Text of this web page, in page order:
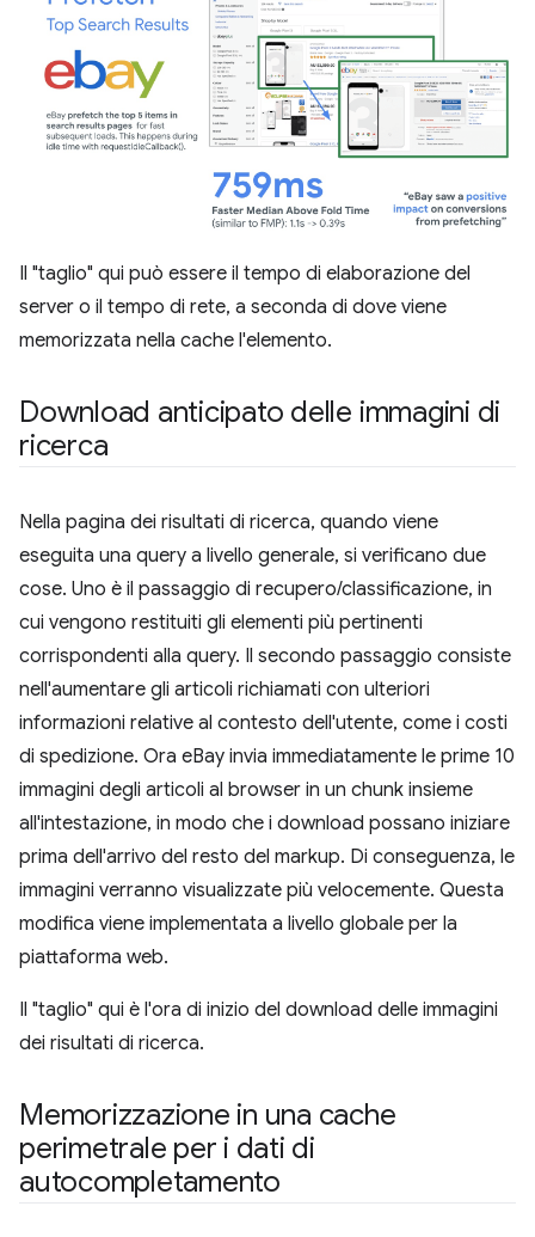
Il "taglio" qui può essere il tempo di elaborazione del
server o il tempo di rete, a seconda di dove viene
memorizzata nella cache l'elemento.
Download anticipato delle immagini di
ricerca
Nella pagina dei risultati di ricerca, quando viene
eseguita una query a livello generale, si verificano due
cose. Uno è il passaggio di recupero/classificazione, in
cui vengono restituiti gli elementi più pertinenti
corrispondenti alla query. Il secondo passaggio consiste
nell'aumentare gli articoli richiamati con ulteriori
informazioni relative al contesto dell'utente, come i costi
di spedizione. Ora eBay invia immediatamente le prime 10
immagini degli articoli al browser in un chunk insieme
all'intestazione, in modo che i download possano iniziare
prima dell'arrivo del resto del markup. Di conseguenza, le
immagini verranno visualizzate più velocemente. Questa
modifica viene implementata a livello globale per la
piattaforma web.
Il "taglio" qui è l'ora di inizio del download delle immagini
dei risultati di ricerca.
Memorizzazione in una cache
perimetrale per i dati di
autocompletamento